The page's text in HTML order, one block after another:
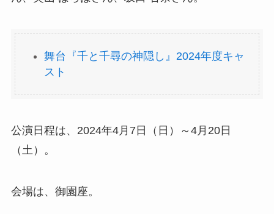
舞台『千と千尋の神隠し』2024年度キャ
スト
公演日程は、2024年4月7日（日）～4月20日
（土）。
会場は、御園座。